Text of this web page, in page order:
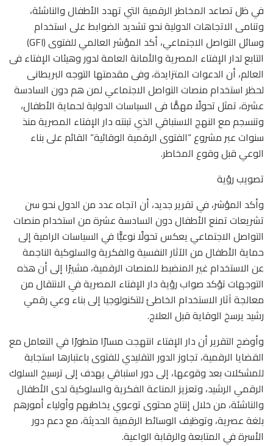
في ظل تصاعد المخاطر الرقمية التي تهدد الأطفال والناشئة،
وتنامى الاتجاهات الدولية نحو تشديد الضوابط على استخدام
وسائل التواصل الاجتماعي، أكد المؤشر العالمي للفتوى (GFI)
التابع لدار الإفتاء المصرية والأمانة العامة لدور وهيئات الإفتاء فى
العالم، أن الدعوات المتزايدة، وفى مقدمتها التوجه البريطانى
لحظر استخدام منصات التواصل الاجتماعي لمن هم دون السادسة
عشرة، تمثل تحولًا مهمًّا فى السياسات الدولية لحماية الأطفال،
وتنسجم مع النهج الاستباقي الذي تبنته دار الإفتاء المصرية منذ
سنوات عبر مشروع “الفتوى الرقمية الوقائية” القائم على بناء
الوعي قبل وقوع المخاطر.
تصويب رؤية
وأكد المؤشر، في تقرير جديد، أن اتجاه عدد من الدول نحو سن
تشريعات تمنع الأطفال دون السادسة عشرة من استخدام منصات
التواصل الاجتماعي يعكس تحولًا نوعيًّا في السياسات الرامية إلى
حماية الأطفال من الآثار النفسية والفكرية والسلوكية الناجمة
عن الاستخدام غير المنضبط للمنصات الرقمية، مشيرًا إلى أن هذه
التوجهات تؤكد صواب رؤية دار الإفتاء المصرية في الانتقال من
معالجة آثار الاستخدام الخاطئ للتكنولوجيا إلى بناء وعي رقمي
رشيد يرسخ الوقاية قبل العلاج.
وأوضح التقرير أن دار الإفتاء انتهجت مسارًا متطورًا في التعامل مع
القضايا الرقمية، تجاوز الدور التقليدي للفتوى باعتبارها استجابة
للمشكلات بعد وقوعها، إلى دور استباقي يهدف إلى ترسيخ السلوك
الرقمي الرشيد، وتعزيز المناعة الفكرية والسلوكية لدى الأطفال
والناشئة، من خلال إنتاج محتوى توعوي يخاطبهم وأولياء أمورهم
بلغة عصرية، وتوظيف الوسائط الرقمية الحديثة، مع دعم دور
الأسرة في المتابعة والرقابة الواعية.